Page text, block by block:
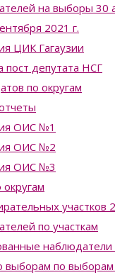
на выборы 30
2021 г.
ЦИК Гагаузии
пост депутата НСГ
по округам
ОИС №1
ОИС №2
ОИС №3
участков
по участкам
наблюдатели
выборам по